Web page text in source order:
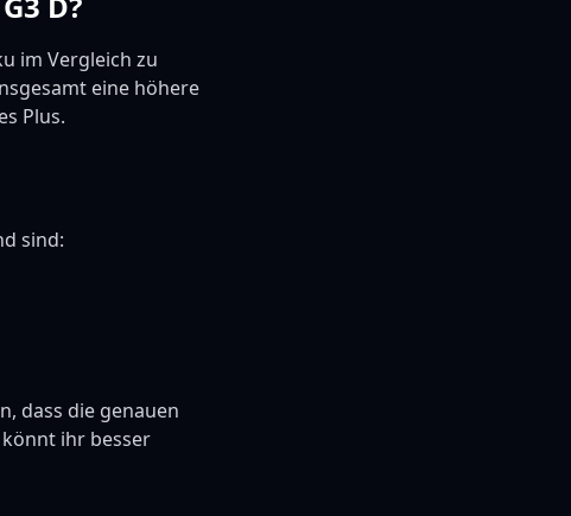
im Vergleich zu
eine höhere
Plus.
sind:
dass die genauen
ihr besser